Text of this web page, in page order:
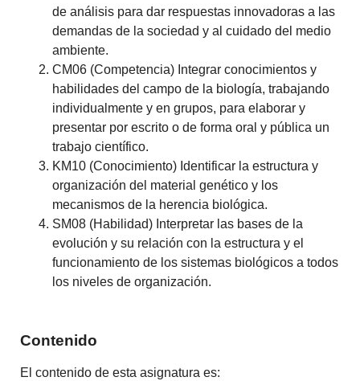
de análisis para dar respuestas innovadoras a las
demandas de la sociedad y al cuidado del medio
ambiente.
CM06 (Competencia) Integrar conocimientos y
habilidades del campo de la biología, trabajando
individualmente y en grupos, para elaborar y
presentar por escrito o de forma oral y pública un
trabajo científico.
KM10 (Conocimiento) Identificar la estructura y
organización del material genético y los
mecanismos de la herencia biológica.
SM08 (Habilidad) Interpretar las bases de la
evolución y su relación con la estructura y el
funcionamiento de los sistemas biológicos a todos
los niveles de organización.
Contenido
El contenido de esta asignatura es: